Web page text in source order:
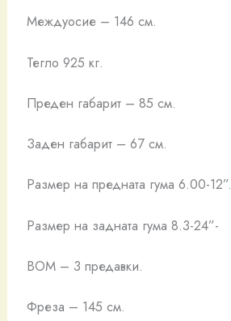
Междуосие – 146 см.
Тегло 925 кг.
Преден габарит – 85 см.
Заден габарит – 67 см.
Размер на предната гума 6.00-12”.
Размер на задната гума 8.3-24”-
ВОМ – 3 предавки.
Фреза – 145 см.